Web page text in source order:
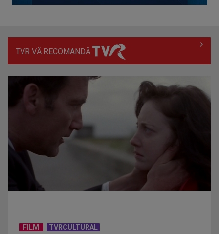
promovare la cel mai ...
dezbatere la ...
ALBERTINA IONESCU
E realizator şi gazdă a emisiunii „Sâmbăta cu ...
TVR VĂ RECOMANDĂ
FILM TVRCULTURAL